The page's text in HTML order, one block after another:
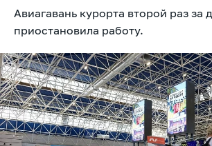
Авиагавань курорта второй раз за
приостановила работу.